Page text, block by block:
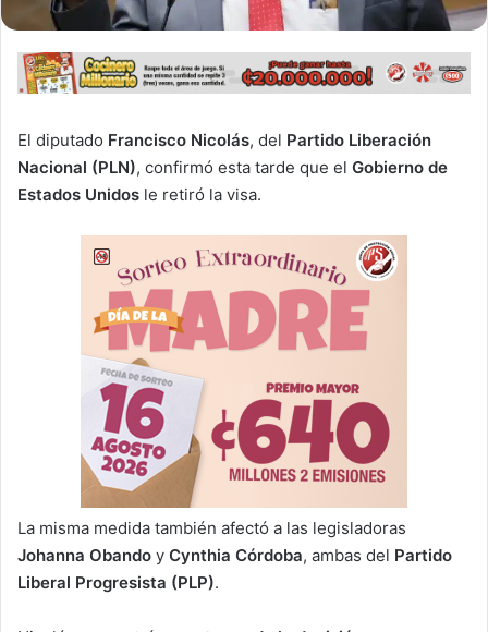
El diputado Francisco Nicolás, del Partido Liberación
Nacional (PLN), confirmó esta tarde que el Gobierno de
Estados Unidos le retiró la visa.
La misma medida también afectó a las legisladoras
Johanna Obando y Cynthia Córdoba, ambas del Partido
Liberal Progresista (PLP).